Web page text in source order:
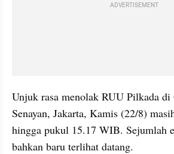
ADVERTISEMENT
Unjuk rasa menolak RUU Pilkada di
Senayan, Jakarta, Kamis (22/8)
hingga pukul 15.17 WIB. Sejumlah
bahkan baru terlihat datang.